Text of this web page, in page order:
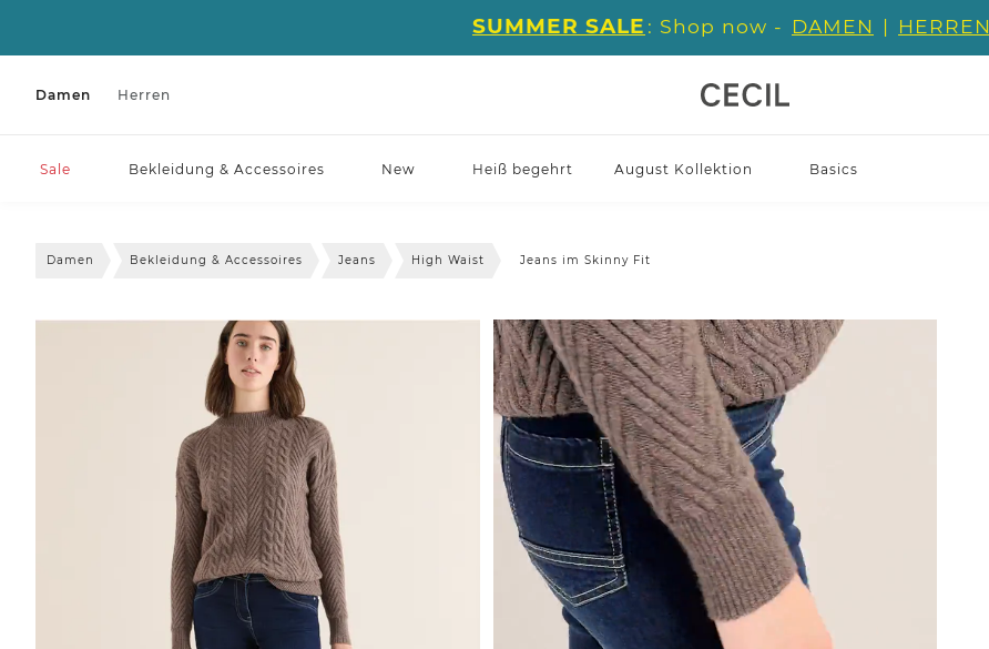
SUMMER SALE : Shop now - DAMEN | HERREN
Damen Herren
Sale Bekleidung & Accessoires New Heiß begehrt August Kollektion Basics
Damen Bekleidung & Accessoires Jeans High Waist Jeans im Skinny Fit